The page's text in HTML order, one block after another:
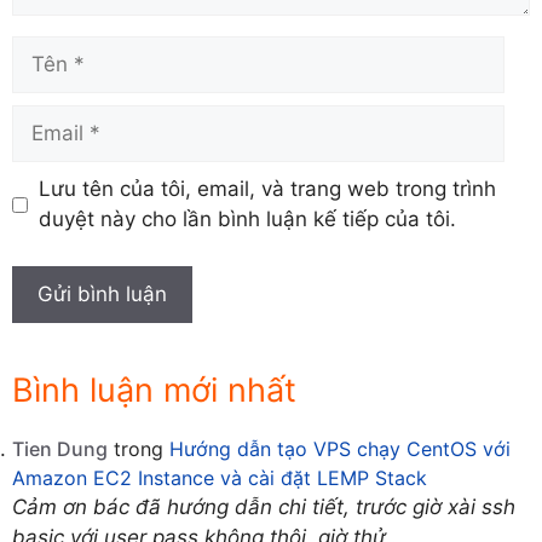
Tên
Email
Lưu tên của tôi, email, và trang web trong trình
duyệt này cho lần bình luận kế tiếp của tôi.
Bình luận mới nhất
Tien Dung trong Hướng dẫn tạo VPS chạy CentOS với
Amazon EC2 Instance và cài đặt LEMP Stack
Cảm ơn bác đã hướng dẫn chi tiết, trước giờ xài ssh
basic với user pass không thôi, giờ thử…